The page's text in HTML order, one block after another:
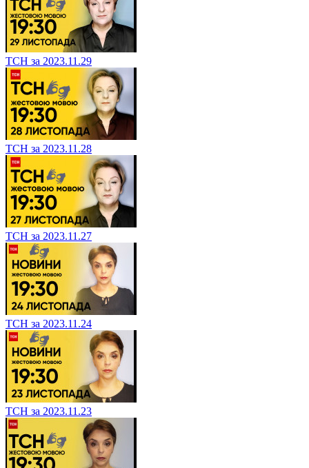
ТСН за 2023.11.29
ТСН за 2023.11.28
ТСН за 2023.11.27
ТСН за 2023.11.24
ТСН за 2023.11.23